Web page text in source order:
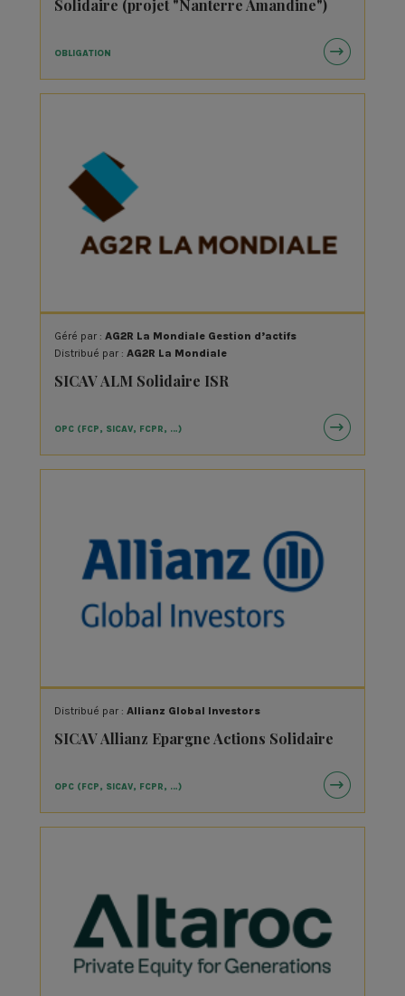
PhiTrust Partenaires
Sienna Investment Managers
Société Générale
SOLIKO
Terrafine
Terre de Liens
Vasco
Villages Vivants
Solidaire (projet "Nanterre Amandine")
OBLIGATION
Géré par : AG2R La Mondiale Gestion d’actifs
Distribué par : AG2R La Mondiale
SICAV ALM Solidaire ISR
OPC (FCP, SICAV, FCPR, …)
Distribué par : Allianz Global Investors
SICAV Allianz Epargne Actions Solidaire
OPC (FCP, SICAV, FCPR, …)